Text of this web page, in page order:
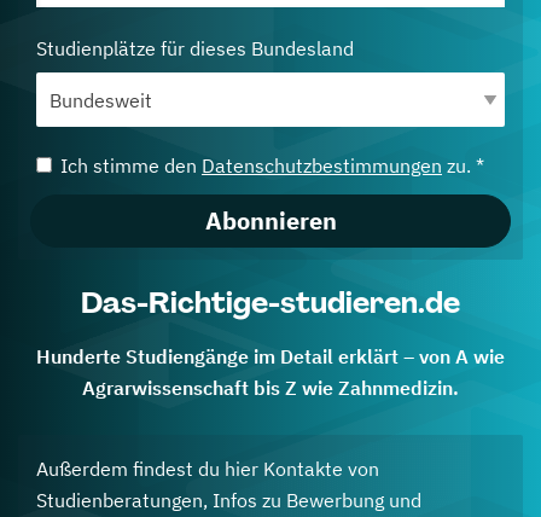
Studienplätze für dieses Bundesland
Ich stimme den Datenschutzbestimmungen zu. *
Abonnieren
Das-Richtige-studieren.de
Hunderte Studiengänge im Detail erklärt – von A wie
Agrarwissenschaft bis Z wie Zahnmedizin.
Außerdem findest du hier Kontakte von
Studienberatungen, Infos zu Bewerbung und